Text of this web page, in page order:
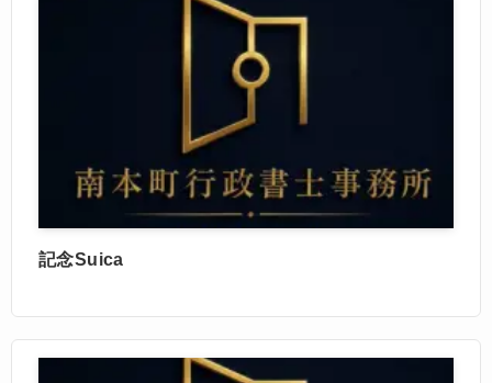
記念Suica